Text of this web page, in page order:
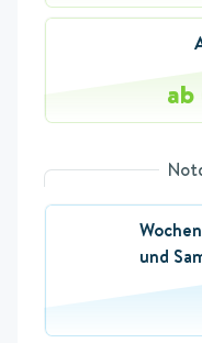
und